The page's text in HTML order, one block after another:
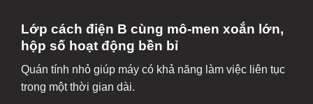
Lớp cách điện B cùng mô-men xoắn lớn,
hộp số hoạt động bền bỉ
Quán tính nhỏ giúp máy có khả năng làm việc liên tục
trong một thời gian dài.